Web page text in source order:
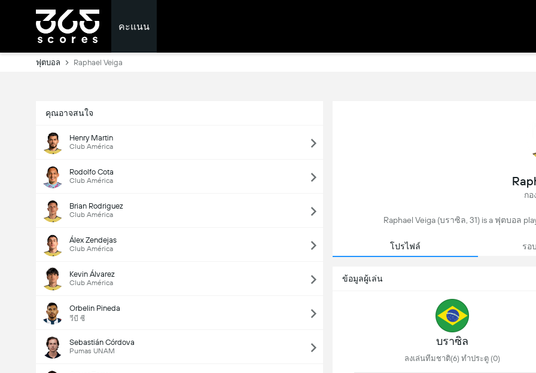
คะแนน
ฟุตบอล Raphael Veiga
คุณอาจสนใจ
Henry Martin
Club América
Rodolfo Cota
Club América
Brian Rodriguez
Club América
Álex Zendejas
Club América
Kevin Álvarez
Club América
Orbelin Pineda
วีบี ซี
Sebastián Córdova
Pumas UNAM
กอ
Raphael Veiga (บราซิล, 31) is a ฟุตบอล
โปรไฟล์ รอ
ข้อมูลผู้เล่น
บราซิล
ลงเล่นทีมชาติ(6) ทำประตู (0)